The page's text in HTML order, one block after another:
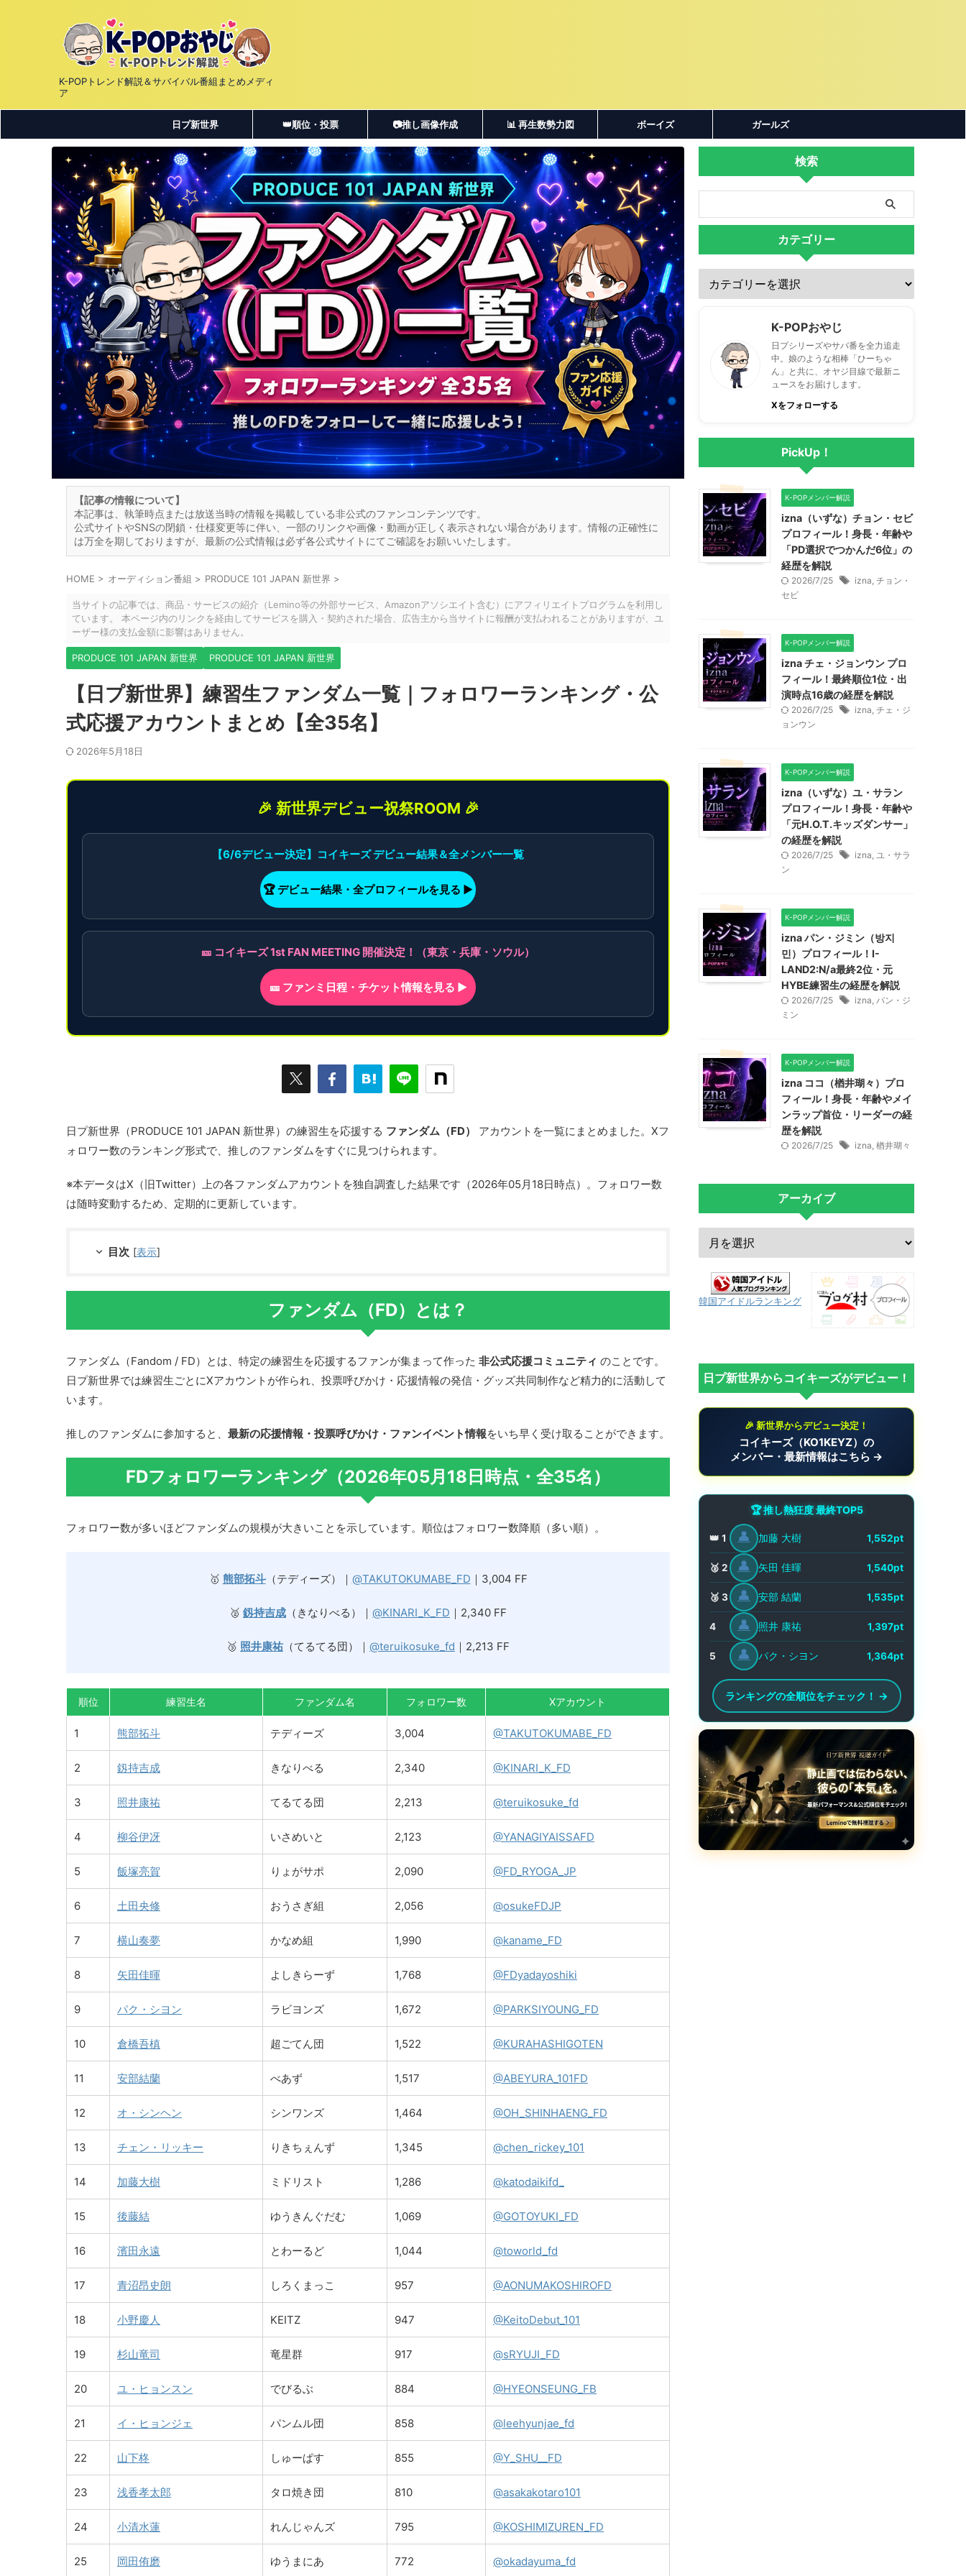
K-POPトレンド解説＆サバイバル番組まとめメディ
ア
日プ新世界 👑順位・投票 📷推し画像作成 📊 再生数勢力図 ボーイズ ガールズ
【記事の情報について】
本記事は、執筆時点または放送当時の情報を掲載している非公式のファンコンテンツです。
公式サイトやSNSの閉鎖・仕様変更等に伴い、一部のリンクや画像・動画が正しく表示されない場合があります。情報の正確性に
は万全を期しておりますが、最新の公式情報は必ず各公式サイトにてご確認をお願いいたします。
HOME > オーディション番組 > PRODUCE 101 JAPAN 新世界 >
当サイトの記事では、商品・サービスの紹介（Lemino等の外部サービス、Amazonアソシエイト含む）にアフィリエイトプログラムを利用し
ています。 本ページ内のリンクを経由してサービスを購入・契約された場合、広告主から当サイトに報酬が支払われることがありますが、ユ
ーザー様の支払金額に影響はありません。
PRODUCE 101 JAPAN 新世界 PRODUCE 101 JAPAN 新世界
【日プ新世界】練習生ファンダム一覧｜フォロワーランキング・公
式応援アカウントまとめ【全35名】
2026年5月18日
🎉 新世界デビュー祝祭ROOM 🎉
【6/6デビュー決定】コイキーズ デビュー結果＆全メンバー一覧
🏆 デビュー結果・全プロフィールを見る ▶
🎫 コイキーズ 1st FAN MEETING 開催決定！（東京・兵庫・ソウル）
🎫 ファンミ日程・チケット情報を見る ▶
日プ新世界（PRODUCE 101 JAPAN 新世界）の練習生を応援する ファンダム（FD）
アカウントを一覧にまとめました。Xフ
ォロワー数のランキング形式で、推しのファンダムをすぐに見つけられます。
※本データはX（旧Twitter）上の各ファンダムアカウントを独自調査した結果です（2026年05月18日時点）。フォロワー数
は随時変動するため、定期的に更新しています。
目次 [表示]
ファンダム（FD）とは？
ファンダム（Fandom / FD）とは、特定の練習生を応援するファンが集まって作った 非公式応援コミュニティ のことです。
日プ新世界では練習生ごとにXアカウントが作られ、投票呼びかけ・応援情報の発信・グッズ共同制作など精力的に活動して
います。
推しのファンダムに参加すると、 最新の応援情報・投票呼びかけ・ファンイベント情報をいち早く受け取ることができます。
FDフォロワーランキング（2026年05月18日時点・全35名）
フォロワー数が多いほどファンダムの規模が大きいことを示しています。順位はフォロワー数降順（多い順）。
🥇 熊部拓斗（テディーズ）｜ @TAKUTOKUMABE_FD ｜3,004 FF
🥈 釼持吉成 （きなりべる）｜ @KINARI_K_FD ｜2,340 FF
🥉 照井康祐 （てるてる団）｜ @teruikosuke_fd ｜2,213 FF
順位 練習生名 ファンダム名 フォロワー数 Xアカウント
1 熊部拓斗 テディーズ 3,004 @TAKUTOKUMABE_FD
2 釼持吉成 きなりべる 2,340 @KINARI_K_FD
3 照井康祐 てるてる団 2,213 @teruikosuke_fd
4 柳谷伊冴 いさめいと 2,123 @YANAGIYAISSAFD
5 飯塚亮賀 りょがサポ 2,090 @FD_RYOGA_JP
6 土田央修 おうさぎ組 2,056 @osukeFDJP
7 横山奏夢 かなめ組 1,990 @kaname_FD
8 矢田佳暉 よしきらーず 1,768 @FDyadayoshiki
9 パク・シヨン ラビヨンズ 1,672 @PARKSIYOUNG_FD
10 倉橋吾槙 超ごてん団 1,522 @KURAHASHIGOTEN
11 安部結蘭 べあず 1,517 @ABEYURA_101FD
12 オ・シンヘン シンワンズ 1,464 @OH_SHINHAENG_FD
13 チェン・リッキー りきちぇんず 1,345 @chen_rickey_101
14 加藤大樹 ミドリスト 1,286 @katodaikifd_
15 後藤結 ゆうきんぐだむ 1,069 @GOTOYUKI_FD
16 濱田永遠 とわーるど 1,044 @toworld_fd
17 青沼昂史朗 しろくまっこ 957 @AONUMAKOSHIROFD
18 小野慶人 KEITZ 947 @KeitoDebut_101
19 杉山竜司 竜星群 917 @sRYUJI_FD
20 ユ・ヒョンスン でびるぶ 884 @HYEONSEUNG_FB
21 イ・ヒョンジェ パンムル団 858 @leehyunjae_fd
22 山下柊 しゅーぱす 855 @Y_SHU__FD
23 浅香孝太郎 タロ焼き団 810 @asakakotaro101
24 小清水蓮 れんじゃんズ 795 @KOSHIMIZUREN_FD
25 岡田侑磨 ゆうまにあ 772 @okadayuma_fd
検索
カテゴリー
K-POPおやじ
日プシリーズやサバ番を全力追走
中。娘のような相棒「ひーちゃ
ん」と共に、オヤジ目線で最新ニ
ュースをお届けします。
Xをフォローする
PickUp！
K-POPメンバー解説
izna（いずな）チョン・セビ
プロフィール！身長・年齢や
「PD選択でつかんだ6位」の
経歴を解説
2026/7/25 izna, チョン・
セビ
K-POPメンバー解説
izna チェ・ジョンウン プロ
フィール！最終順位1位・出
演時点16歳の経歴を解説
2026/7/25 izna, チェ・ジ
ョンウン
K-POPメンバー解説
izna（いずな）ユ・サラン
プロフィール！身長・年齢や
「元H.O.T.キッズダンサー」
の経歴を解説
2026/7/25 izna, ユ・サラ
ン
K-POPメンバー解説
izna パン・ジミン（방지
민）プロフィール！I-
LAND2:N/a最終2位・元
HYBE練習生の経歴を解説
2026/7/25 izna, パン・ジ
ミン
K-POPメンバー解説
izna ココ（楢井瑚々）プロ
フィール！身長・年齢やメイ
ンラップ首位・リーダーの経
歴を解説
2026/7/25 izna, 楢井瑚々
アーカイブ
韓国アイドルランキング
日プ新世界からコイキーズがデビュー！
🎉 新世界からデビュー決定！
コイキーズ（KO1KEYZ）の
メンバー・最新情報はこちら →
🏆 推し熱狂度 最終TOP5
👑 1 👤 加藤 大樹 1,552pt
🥈 2 👤 矢田 佳暉 1,540pt
🥉 3 👤 安部 結蘭 1,535pt
4 👤 照井 康祐 1,397pt
5 👤 パク・シヨン 1,364pt
ランキングの全順位をチェック！ →